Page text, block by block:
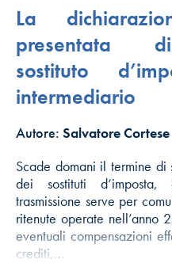
La
presentata
sostituto
intermediario
Autore: Salvatore Cortese
Scade domani il termine
dei sostituti
trasmissione serve per
ritenute operate nell’anno
eventuali compensazioni
crediti,…